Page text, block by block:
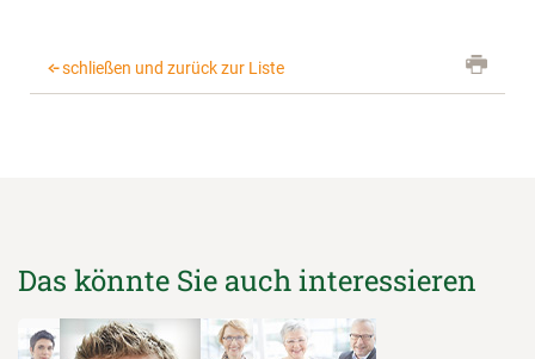
schließen und zurück zur Liste
Das könnte Sie auch interessieren